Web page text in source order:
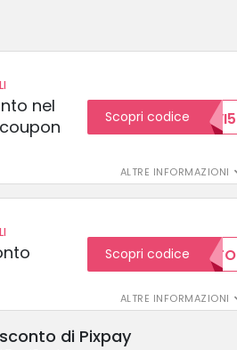
nel
ALTRE INFORMAZIONI
Scopri codiceNUOVI5
ALTRE INFORMAZIONI
Scopri codice20SCONTO
di Pixpay